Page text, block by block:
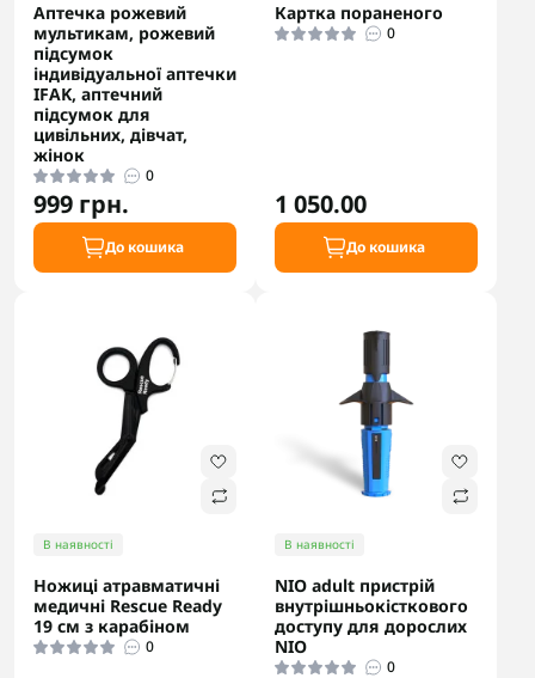
Аптечка рожевий
мультикам, рожевий
підсумок
індивідуальної аптечки
IFAK, аптечний
підсумок для
цивільних, дівчат,
жінок
0
999 грн.
До кошика
Картка пораненого
0
1 050.00
До кошика
В наявності
Ножиці атравматичні
медичні Rescue Ready
19 см з карабіном
0
В наявності
NIO adult пристрій
внутрішньокісткового
доступу для дорослих
NIO
0